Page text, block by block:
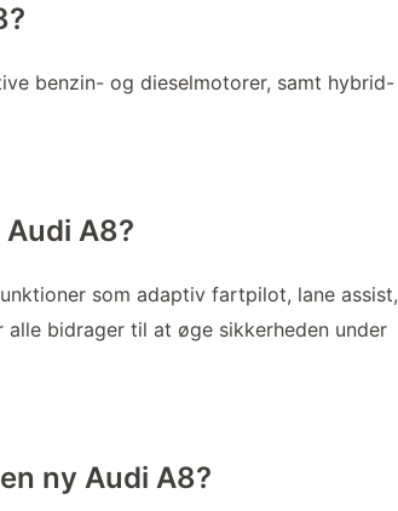
benzin- og dieselmotorer, samt hybrid-
A8?
som adaptiv fartpilot, lane assist,
bidrager til at øge sikkerheden under
ny Audi A8?